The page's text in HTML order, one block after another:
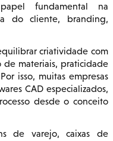
fundamental na
do cliente, branding,
criatividade com
de materiais, praticidade
isso, muitas empresas
CAD especializados,
desde o conceito
de varejo, caixas de